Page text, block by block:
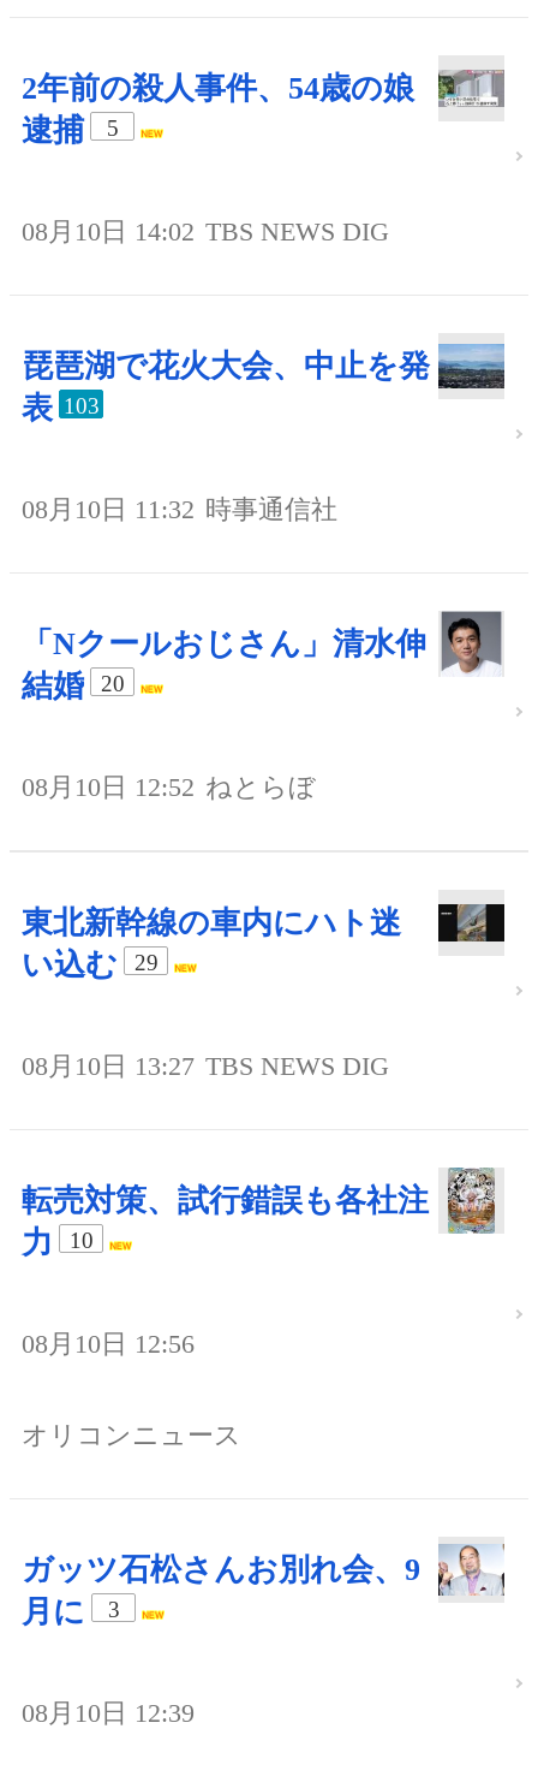
2年前の殺人事件、54歳の娘
逮捕
5
08月10日 14:02 TBS NEWS DIG
琵琶湖で花火大会、中止を発
表 103
08月10日 11:32 時事通信社
「Nクールおじさん」清水伸
結婚
20
08月10日 12:52 ねとらぼ
東北新幹線の車内にハト迷
い込む
29
08月10日 13:27 TBS NEWS DIG
転売対策、試行錯誤も各社注
力
10
08月10日 12:56
オリコンニュース
ガッツ石松さんお別れ会、9
月に
3
08月10日 12:39